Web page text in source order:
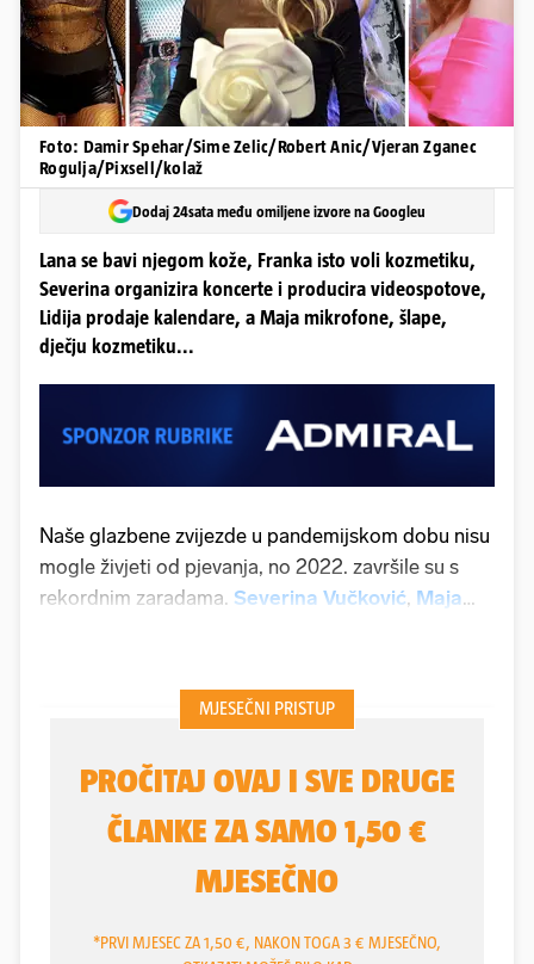
Foto: Damir Spehar/Sime Zelic/Robert Anic/Vjeran Zganec
Rogulja/Pixsell/kolaž
Dodaj 24sata među omiljene izvore na Googleu
Lana se bavi njegom kože, Franka isto voli kozmetiku,
Severina organizira koncerte i producira videospotove,
Lidija prodaje kalendare, a Maja mikrofone, šlape,
dječju kozmetiku...
Naše glazbene zvijezde u pandemijskom dobu nisu
mogle živjeti od pjevanja, no 2022. završile su s
rekordnim zaradama. Severina Vučković, Maja
dodatnog privatnog biznisa zaradile oko 650.000
eura. Za taj iznos slavna petorka može kupiti stan
luksuznu jahtu za provode po Jadranu.